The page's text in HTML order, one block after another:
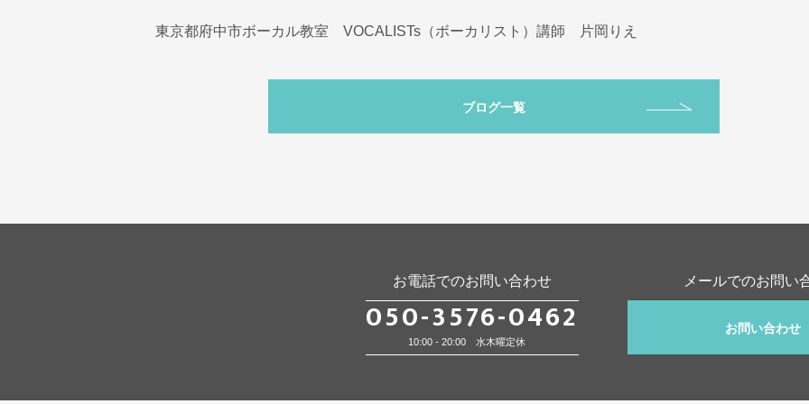
東京都府中市ボーカル教室 VOCALISTs（ボーカリスト）講師 片岡りえ
ブログ一覧
お電話でのお問い合わせ
050-3576-0462
10:00 - 20:00 水木曜定休
メールでのお問い
お問い合わせ